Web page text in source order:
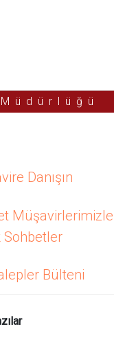
Danışın
Müşavirlerimizle
Sohbetler
Bülteni